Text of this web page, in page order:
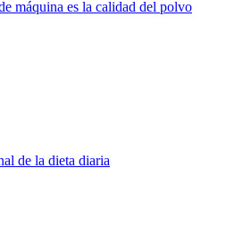
máquina es la calidad del polvo
de la dieta diaria